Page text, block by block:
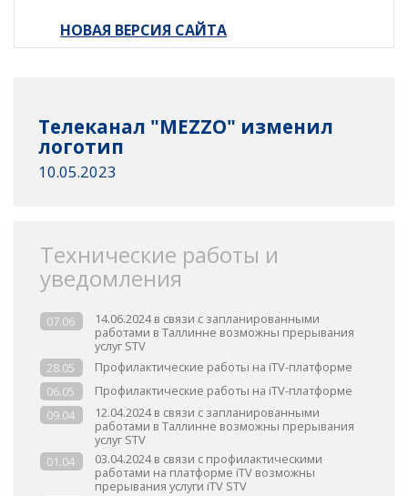
НОВАЯ ВЕРСИЯ САЙТА
Телеканал "MEZZO" изменил
логотип
10.05.2023
Технические работы и
уведомления
07.06
14.06.2024 в связи с запланированными
работами в Таллинне возможны прерывания
услуг STV
28.05
Профилактические работы на iTV-платформе
06.05
Профилактические работы на iTV-платформе
09.04
12.04.2024 в связи с запланированными
работами в Таллинне возможны прерывания
услуг STV
01.04
03.04.2024 в связи с профилактическими
работами на платформе iTV возможны
прерывания услуги iTV STV